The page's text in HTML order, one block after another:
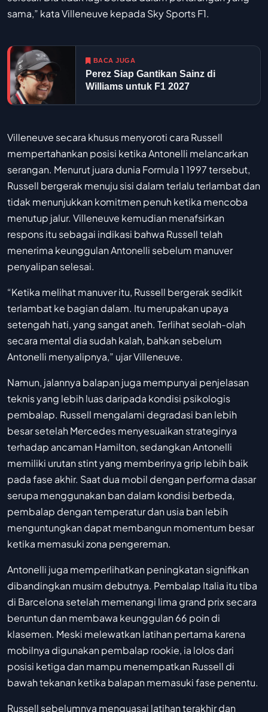
sama,” kata Villeneuve kepada Sky Sports F1.
BACA JUGA
Perez Siap Gantikan Sainz di
Williams untuk F1 2027
Villeneuve secara khusus menyoroti cara Russell
mempertahankan posisi ketika Antonelli melancarkan
serangan. Menurut juara dunia Formula 1 1997 tersebut,
Russell bergerak menuju sisi dalam terlalu terlambat dan
tidak menunjukkan komitmen penuh ketika mencoba
menutup jalur. Villeneuve kemudian menafsirkan
respons itu sebagai indikasi bahwa Russell telah
menerima keunggulan Antonelli sebelum manuver
penyalipan selesai.
“Ketika melihat manuver itu, Russell bergerak sedikit
terlambat ke bagian dalam. Itu merupakan upaya
setengah hati, yang sangat aneh. Terlihat seolah-olah
secara mental dia sudah kalah, bahkan sebelum
Antonelli menyalipnya,” ujar Villeneuve.
Namun, jalannya balapan juga mempunyai penjelasan
teknis yang lebih luas daripada kondisi psikologis
pembalap. Russell mengalami degradasi ban lebih
besar setelah Mercedes menyesuaikan strateginya
terhadap ancaman Hamilton, sedangkan Antonelli
memiliki urutan stint yang memberinya grip lebih baik
pada fase akhir. Saat dua mobil dengan performa dasar
serupa menggunakan ban dalam kondisi berbeda,
pembalap dengan temperatur dan usia ban lebih
menguntungkan dapat membangun momentum besar
ketika memasuki zona pengereman.
Antonelli juga memperlihatkan peningkatan signifikan
dibandingkan musim debutnya. Pembalap Italia itu tiba
di Barcelona setelah memenangi lima grand prix secara
beruntun dan membawa keunggulan 66 poin di
klasemen. Meski melewatkan latihan pertama karena
mobilnya digunakan pembalap rookie, ia lolos dari
posisi ketiga dan mampu menempatkan Russell di
bawah tekanan ketika balapan memasuki fase penentu.
Russell sebelumnya menguasai latihan terakhir dan